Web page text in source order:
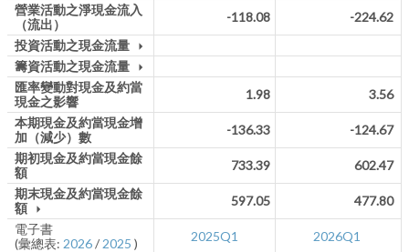
營業活動之淨現金流入
（流出）
-118.08
-224.62
投資活動之現金流量 arrow_drop_down
籌資活動之現金流量 arrow_drop_down
匯率變動對現金及約當
現金之影響
1.98
3.56
本期現金及約當現金增
加（減少）數
-136.33
-124.67
期初現金及約當現金餘
額
733.39
602.47
期末現金及約當現金餘
額 arrow_drop_down
597.05
477.80
電子書
(彙總表: 2026/ 2025 ) 2025Q1 2026Q1